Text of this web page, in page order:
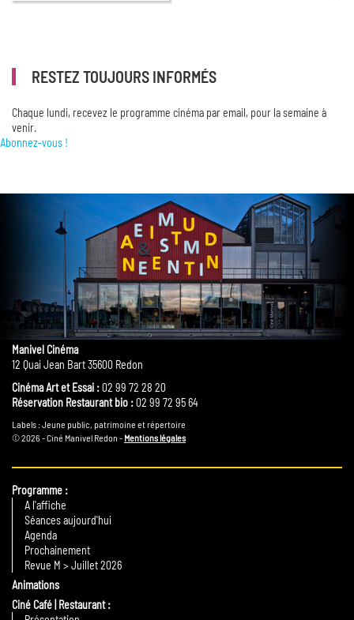
RESTEZ TOUJOURS INFORMÉS
Chaque lundi, recevez le programme cinéma par email, pour la semaine à
venir.
Abonnez-vous !
Manivel Cinéma
12 Quai Jean Bart 35600 Redon
Cinéma Art et Essai :02 99 72 28 20
Réservation Restaurant bio :02 99 72 95 64
Labels : Jeune public, patrimoine et répertoire
© 2026 - Ciné Manivel Redon - Mentions légales
Programme
A l'affiche
Séances aujourd'hui
Agenda
Prochainement
Revue M > Juillet 2026
Animations
Ciné Café | Restaurant